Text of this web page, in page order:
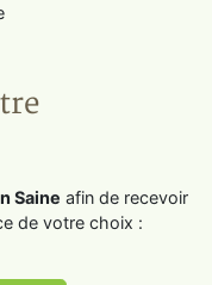
Saine afin de recevoir
de votre choix :